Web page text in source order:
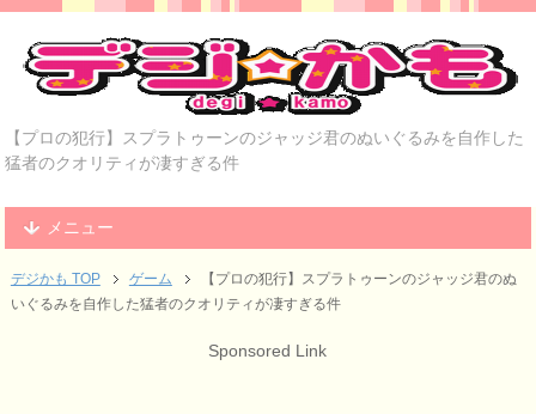
【プロの犯行】スプラトゥーンのジャッジ君のぬいぐるみを自作した
猛者のクオリティが凄すぎる件
メニュー
デジかも TOP ゲーム
【プロの犯行】スプラトゥーンのジャッジ君のぬ
いぐるみを自作した猛者のクオリティが凄すぎる件
Sponsored Link